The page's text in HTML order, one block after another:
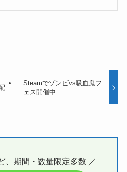
Steamでゾンビvs吸血鬼フ
ェス開催中
、期間・数量限定多数 ／